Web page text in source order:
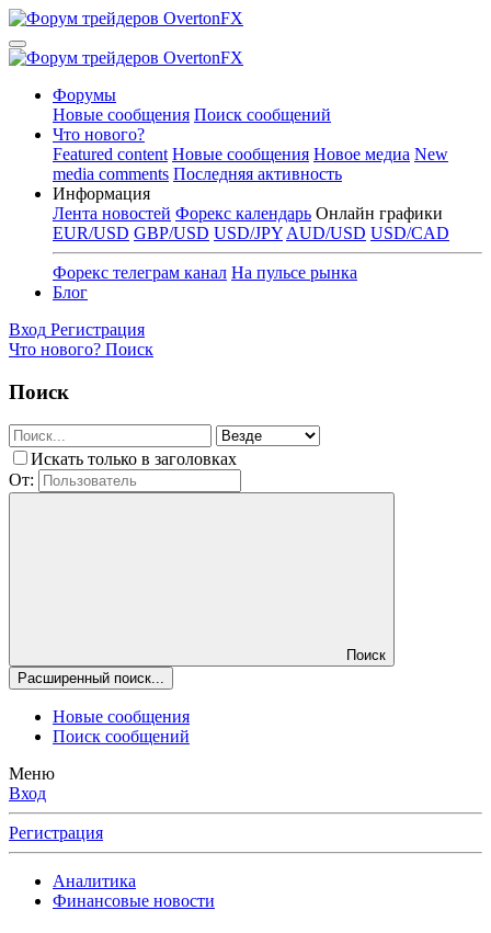
Форумы
Новые сообщения Поиск сообщений
Что нового?
Featured content Новые сообщения Новое медиа New
media comments Последняя активность
Информация
Лента новостей Форекс календарь Онлайн графики
EUR/USD GBP/USD USD/JPY AUD/USD USD/CAD
Форекс телеграм канал На пульсе рынка
Блог
Вход Регистрация
Что нового? Поиск
Поиск
Искать только в заголовках
От:
Поиск
Расширенный поиск...
Новые сообщения
Поиск сообщений
Меню
Вход
Регистрация
Аналитика
Финансовые новости